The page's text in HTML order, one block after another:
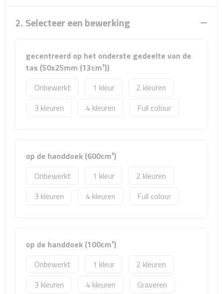
Sport- & Recreatietassen
Schoenentassen
Fietstassen
Reizen
Reisbekers
2. Selecteer een bewerking
gecentreerd op het onderste gedeelte van de
tas (50x25mm (13cm²))
Onbewerkt
1
2
3
4 Full colour
op de handdoek (600cm²)
Onbewerkt
1
2
3
4 Full colour
op de handdoek (100cm²)
Onbewerkt
1
2
3
4
Graveren